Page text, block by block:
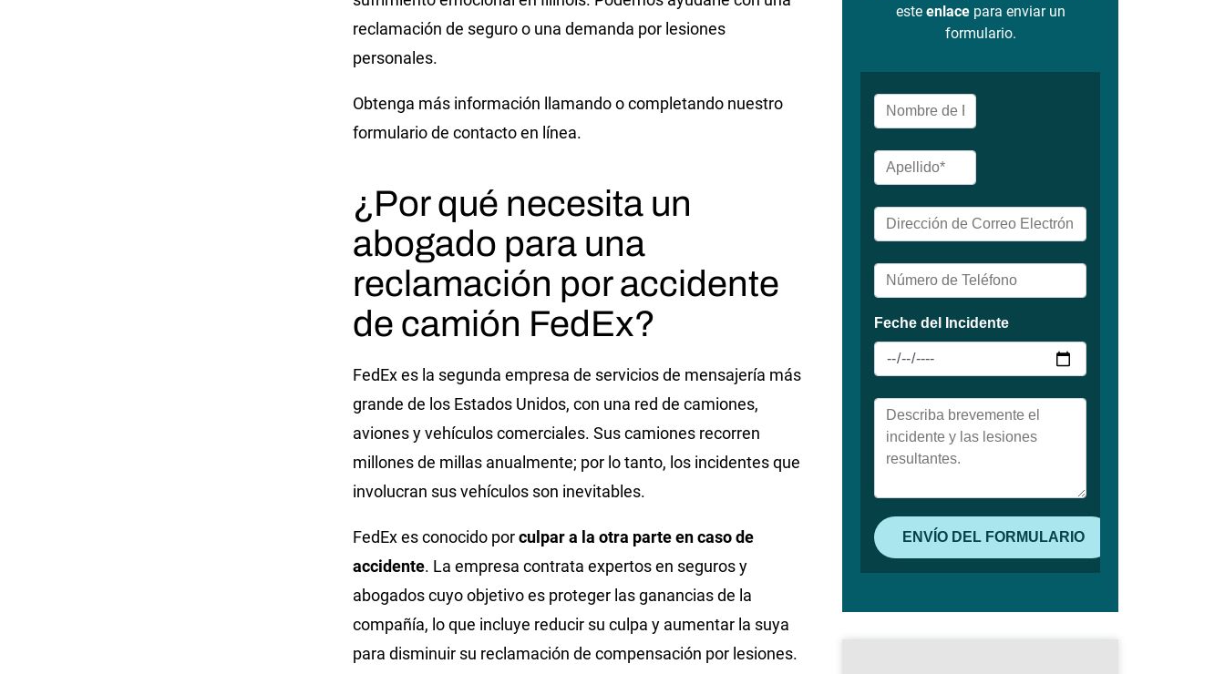
reclamación de seguro o una demanda por lesiones
personales.
Obtenga más información llamando o completando nuestro
formulario de contacto en línea.
¿Por qué necesita un
abogado para una
reclamación por accidente
de camión FedEx?
FedEx es la segunda empresa de servicios de mensajería más
grande de los Estados Unidos, con una red de camiones,
aviones y vehículos comerciales. Sus camiones recorren
millones de millas anualmente; por lo tanto, los incidentes que
involucran sus vehículos son inevitables.
FedEx es conocido porculpar a la otra parte en caso de
accidente. La empresa contrata expertos en seguros y
abogados cuyo objetivo es proteger las ganancias de la
compañía, lo que incluye reducir su culpa y aumentar la suya
para disminuir su reclamación de compensación por lesiones.
este enlacepara enviar un
formulario.